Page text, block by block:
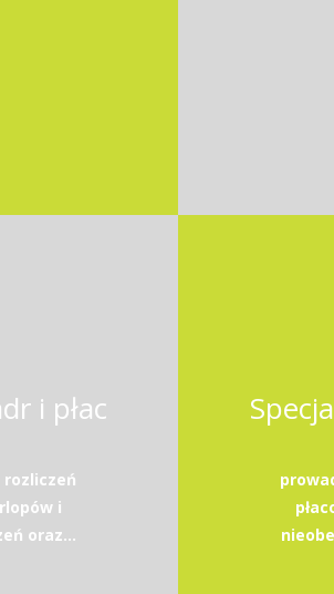
i płac
i
oraz...